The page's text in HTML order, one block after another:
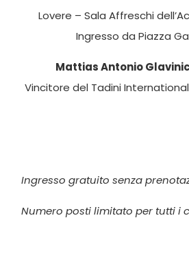
Lovere – Sala Affreschi
Ingresso da Piazza
Mattias Antonio
Vincitore del Tadini
Ingresso gratuito senza
Numero posti limitato per tutti i